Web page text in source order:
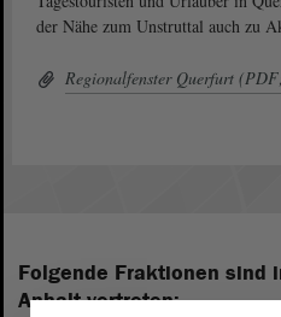
der Nähe zum Unstruttal auch zu
Regionalfenster Querfurt
Folgende Fraktionen sind
Anhalt vertreten: